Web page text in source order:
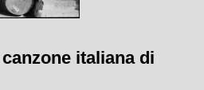
italiana di